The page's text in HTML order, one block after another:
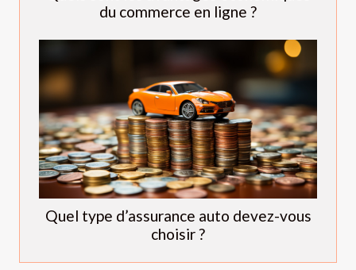
du commerce en ligne ?
Quel type d’assurance auto devez-vous
choisir ?